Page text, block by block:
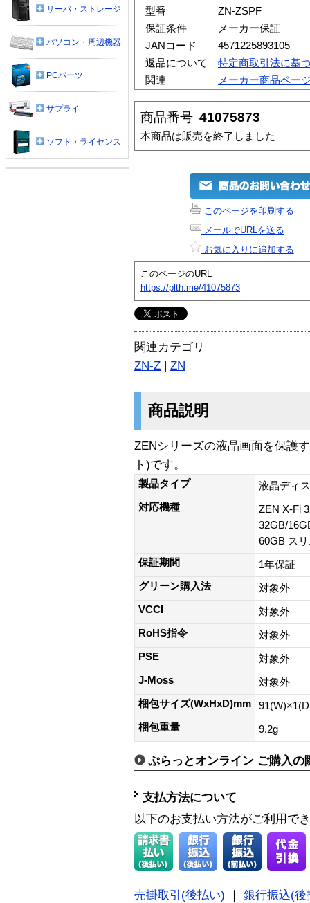
型番
ZN-ZSPF
保証条件
メーカー保証
JANコード
4571225893105
返品について
特定商取引法に基
関連
メーカー商品ペー
商品番号 41075873
本商品は販売を終了しました
このページを印刷する
メールでURLを送る
お気に入りに追加する
このページのURL
https://plth.me/41075873
関連カテゴリ
ZN-Z | ZN
商品説明
ZENシリーズの液晶画面を保護
ト)です。
製品タイプ
液晶ディ
対応機種
ZEN X-Fi
32GB/
60GB ス
保証期間
1年保証
グリーン購入法
対象外
VCCI
対象外
RoHS指令
対象外
PSE
対象外
J-Moss
対象外
梱包サイズ(WxHxD)mm
梱包重量
9.2g
ぷらっとオンライン ご購入の
支払方法について
以下のお支払い方法がご利用で
売掛取引(後払い)
銀行振込(後
サーバ・ストレージ
パソコン・周辺機器
PCパーツ
サプライ
ソフト・ライセンス